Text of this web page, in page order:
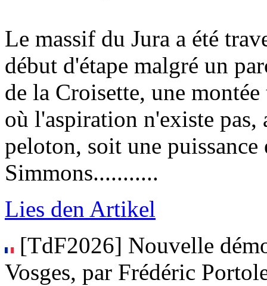
Le massif du Jura a été
début d'étape malgré un
de la Croisette, une
où l'aspiration n'existe pas,
peloton, soit une
Simmons...........
Lies den Artikel
[TdF2026] Nouvelle
Vosges, par Frédéric